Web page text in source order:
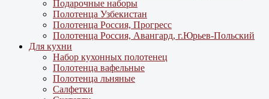
Подарочные наборы
Полотенца Узбекистан
Полотенца Россия, Прогресс
Полотенца Россия, Авангард, г.Юрьев-Польский
Для кухни
Набор кухонных полотенец
Полотенца вафельные
Полотенца льняные
Салфетки